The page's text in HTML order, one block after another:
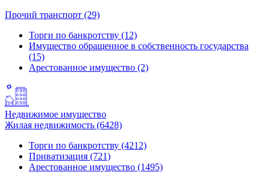
Прочий транспорт (29)
Торги по банкротству (12)
Имущество обращенное в собственность государства
(15)
Арестованное имущество (2)
Недвижимое имущество
Жилая недвижимость (6428)
Торги по банкротству (4212)
Приватизация (721)
Арестованное имущество (1495)